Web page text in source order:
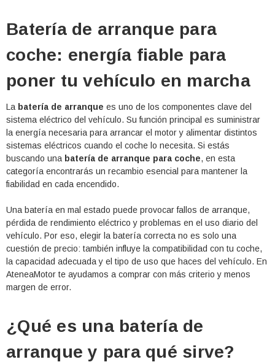
Batería de arranque para
coche: energía fiable para
poner tu vehículo en marcha
La batería de arranque es uno de los componentes clave del
sistema eléctrico del vehículo. Su función principal es suministrar
la energía necesaria para arrancar el motor y alimentar distintos
sistemas eléctricos cuando el coche lo necesita. Si estás
buscando una batería de arranque para coche, en esta
categoría encontrarás un recambio esencial para mantener la
fiabilidad en cada encendido.
Una batería en mal estado puede provocar fallos de arranque,
pérdida de rendimiento eléctrico y problemas en el uso diario del
vehículo. Por eso, elegir la batería correcta no es solo una
cuestión de precio: también influye la compatibilidad con tu coche,
la capacidad adecuada y el tipo de uso que haces del vehículo. En
AteneaMotor te ayudamos a comprar con más criterio y menos
margen de error.
¿Qué es una batería de
arranque y para qué sirve?